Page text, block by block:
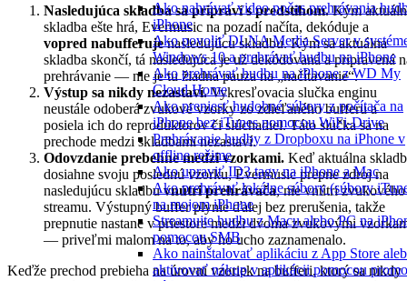
Ako nahrávať video počas prehrávania
iPhone
Ako povoliť DLNA Media Server v
Windows 10 a prehrávať hudbu na iPhone
Ako prehrávať hudbu na iPhone z WD My
Cloud Home
Ako preniesť hudobné súbory z počítača na
iPhone bez iTunes pomocou WiFi-Drive
Prehrávanie hudby z Dropboxu na iPhone v
offline režime
Ako upraviť ID3 tagy na iPhone a Mac
Ako prehrávať lokálne súbory (súbory
na mojom iPhone
Streamujte hudbu z Macu alebo PC na
pomocou SMB
Ako nainštalovať aplikáciu z App Store
aktivovať nákup v aplikácii pomocou promo
Nasledujúca skladba sa pripraví s predstihom.Kým
skladba ešte hrá, Evermusic na pozadí načíta, dekóduje a
vopred nabufferujenasledujúcu skladbu. Kým sa aktuálna
skladba skončí, tá nasledujúca je už dekódovaná a pripravená
prehrávanie — nie je tu žiadna pauza na „načítavanie“.
Výstup sa nikdy nezastaví.Vykresľovacia slučka enginu
neustále odoberá zvukové vzorky zo zdieľaného bufferu a
posiela ich do reproduktorov či slúchadiel. Táto slučka sa na
prechode medzi skladbami nezastaví.
Odovzdanie prebehne medzi vzorkami. Keď aktuálna
dosiahne svoju poslednú vzorku, Evermusic prepne zdroj na
nasledujúcu skladbuvnútri prehrávača, nie vnútri zvukového
streamu. Výstupný buffer plynie ďalej bez prerušenia, takže
prepnutie nastane v priestore medzi dvoma zvukovými
— priveľmi malom na to, aby ho ucho zaznamenalo.
Keďže prechod prebieha na úrovni vzoriek na bufferi, ktorý sa nikdy